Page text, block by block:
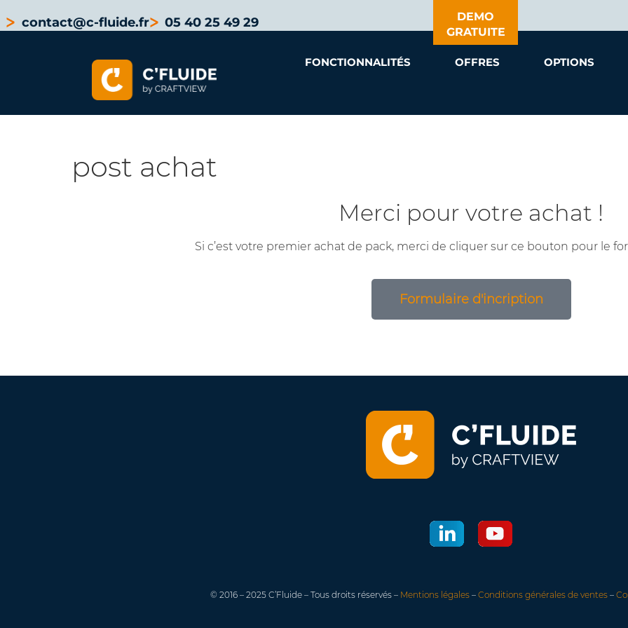
contact@c-fluide.fr 05 40 25 49 29
DEMO
GRATUITE
FONCTIONNALITÉS OFFRES OPTIONS
post achat
Merci pour votre achat !
Si c’est votre premier achat de pack, merci de cliquer sur ce bouton pour le
Formulaire d'incription
© 2016 – 2025 C’Fluide – Tous droits réservés – Mentions légales– Conditions générales de ventes–